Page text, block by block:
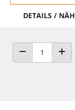
DETAILS /
ANZAHL